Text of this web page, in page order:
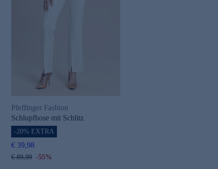
Pfeffinger Fashion
Schlupfhose mit Schlitz
-20% EXTRA
€ 39,98
€ 89,99 -55%